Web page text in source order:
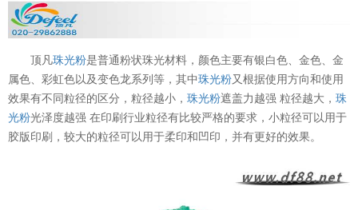
顶凡珠光粉是普通粉状珠光材料，颜色主要有银白色、金色、金
属色、彩虹色以及变色龙系列等，其中珠光粉又根据使用方向和使用
效果有不同粒径的区分，粒径越小， 珠光粉遮盖力越强 粒径越大， 珠
光粉光泽度越强 在印刷行业粒径有比较严格的要求，小粒径可以用于
胶版印刷，较大的粒径可以用于柔印和凹印，并有更好的效果。